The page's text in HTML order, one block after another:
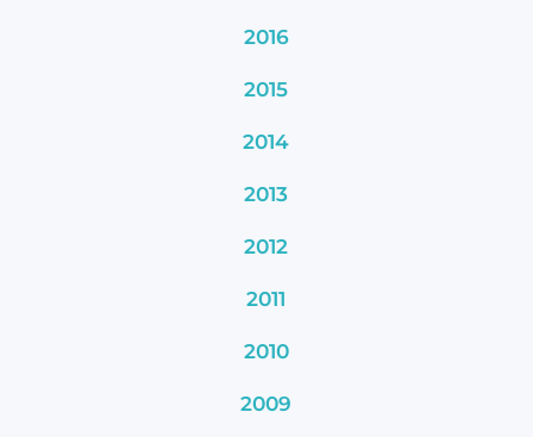
2016
2015
2014
2013
2012
2011
2010
2009